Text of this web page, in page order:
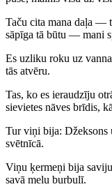
Taču cita mana daļa —
sāpīga tā būtu — mani
Es uzliku roku uz
tās atvēru.
Tas, ko es ieraudzīju
sievietes nāves brīdis,
Tur viņi bija: Džeksons
svētnīcā.
Viņu ķermeņi bija
savā melu burbulī.